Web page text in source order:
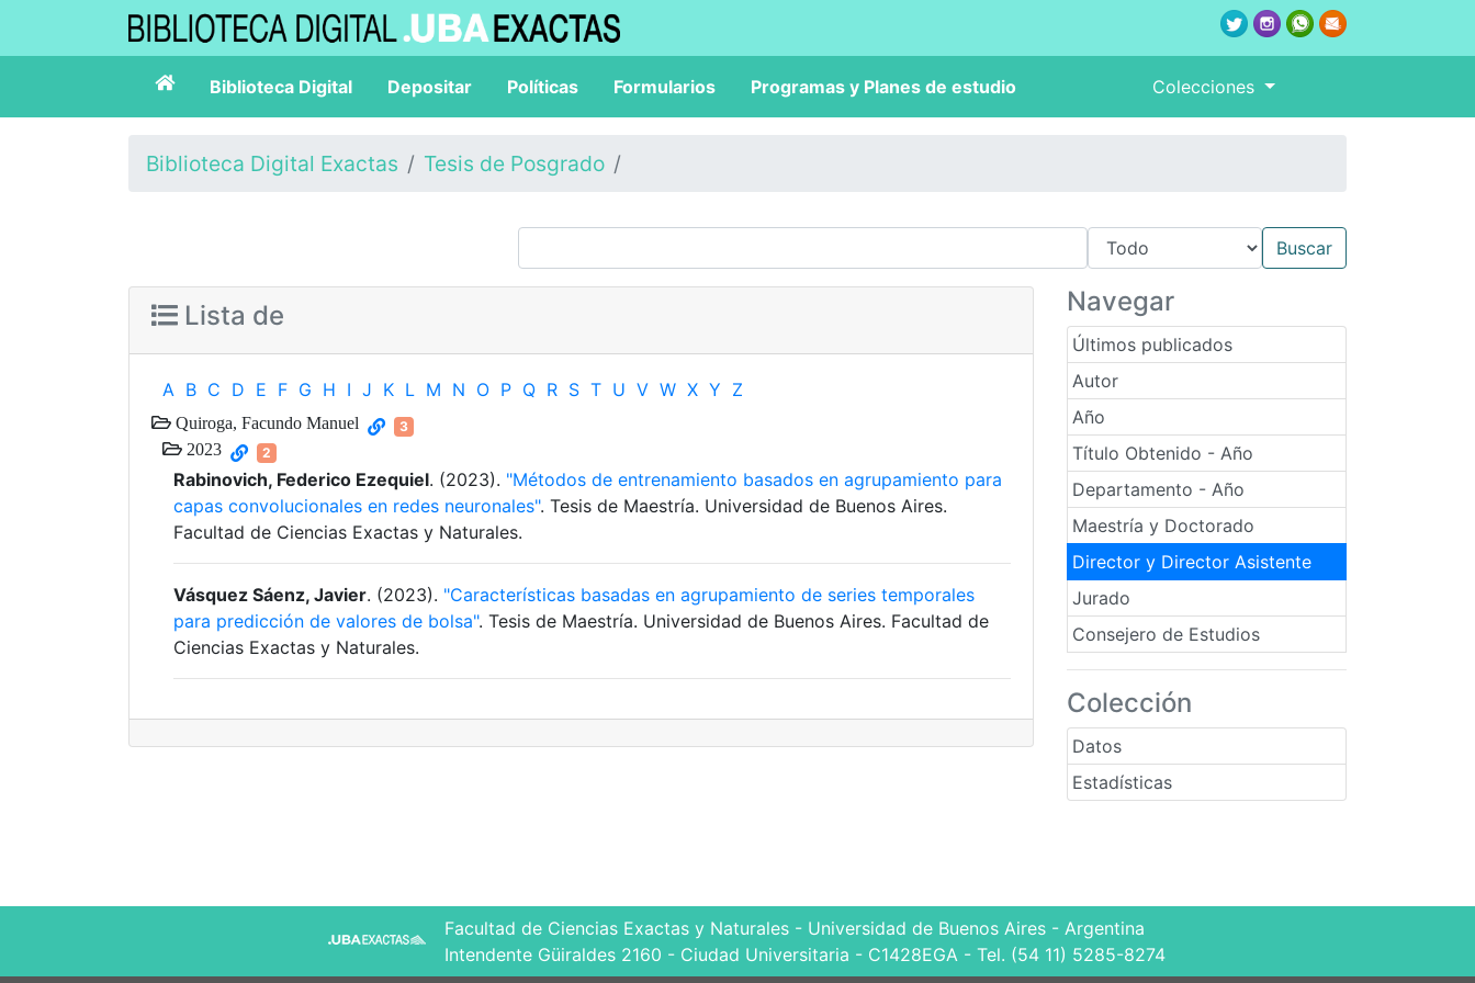
Biblioteca Digital Depositar Políticas Formularios Programas y Planes de estudio Colecciones
Biblioteca Digital Exactas Tesis de Posgrado
Navegar
Últimos publicados
Autor
Año
Título Obtenido - Año
Departamento - Año
Maestría y Doctorado
Director y Director Asistente
Jurado
Consejero de Estudios
Colección
Datos
Estadísticas
Lista de
A B C D E F G H I J K L M N O P Q R S T U V W X Y Z
Quiroga, Facundo Manuel 3
2023 2
Rabinovich, Federico Ezequiel. (2023). "Métodos de entrenamiento basados en agrupamiento para
capas convolucionales en redes neuronales". Tesis de Maestría. Universidad de Buenos Aires.
Facultad de Ciencias Exactas y Naturales.
Vásquez Sáenz, Javier. (2023). "Características basadas en agrupamiento de series temporales
para predicción de valores de bolsa". Tesis de Maestría. Universidad de Buenos Aires. Facultad de
Ciencias Exactas y Naturales.
Facultad de Ciencias Exactas y Naturales - Universidad de Buenos Aires - Argentina
Intendente Güiraldes 2160 - Ciudad Universitaria - C1428EGA - Tel. (54 11) 5285-8274